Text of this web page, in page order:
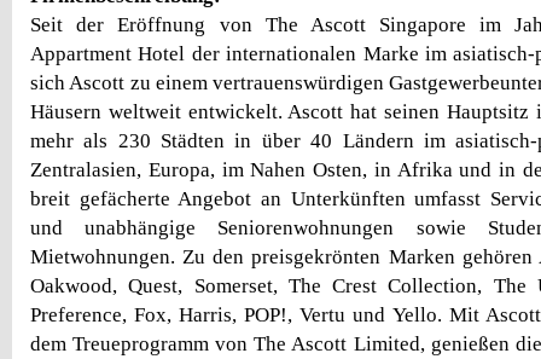
Seit der Eröffnung von The Ascott Singapore im
Appartment Hotel der internationalen Marke im asiatisch-
sich Ascott zu einem vertrauenswürdigen
Häusern weltweit entwickelt. Ascott hat seinen
mehr als 230 Städten in über 40 Ländern im
Zentralasien, Europa, im Nahen Osten, in Afrika und in
breit gefächerte Angebot an Unterkünften umfasst
und unabhängige Seniorenwohnungen sowie
Mietwohnungen. Zu den preisgekrönten Marken
Oakwood, Quest, Somerset, The Crest Collection,
Preference, Fox, Harris, POP!, Vertu und Yello. Mit
dem Treueprogramm von The Ascott Limited, genießen